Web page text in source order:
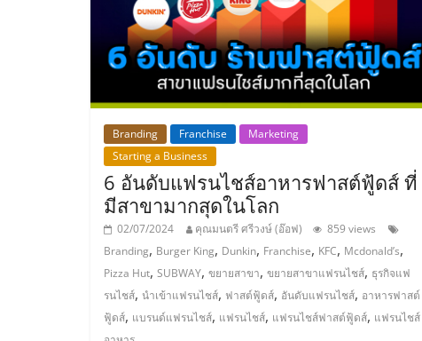
ปรึกษา
แฟ
รน
ไชส์,
รวม
แฟ
รน
Branding Franchise
Marketing
Starting a Business
6 อันดับแฟรนไชส์อาหารฟาสต์ฟู้ดส์ ที่
มีสาขามากสุดในโลก
02/07/2024 คุณมนตรี ศรีวงษ์ (อ๊อฟ)
859 views
Branding, Burger King, Dunkin, Franchise, KFC, Mcdonald’s,
Pizza Hut, SUBWAY, ขยายสาขา, ขยายสาขาแฟรนไชส์, ธุรกิจแฟ
รนไชส์, นำเข้าแฟรนไชส์, ฟาสต์ฟู้ดส์, อันดับแฟรนไชส์, อาหารฟาสต์
ฟู้ดส์, แบรนด์แฟรนไชส์, แฟรนไชส์, แฟรนไชส์ฟาสต์ฟู้ดส์, แฟรนไชส์